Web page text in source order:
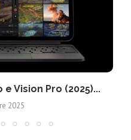
Vision Pro (2025)...
2025